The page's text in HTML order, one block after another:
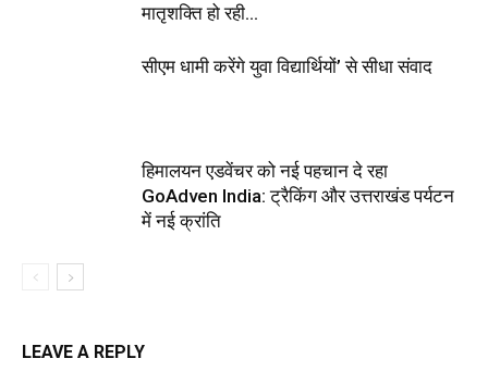
मातृशक्ति हो रही...
सीएम धामी करेंगे युवा विद्यार्थियों’ से सीधा संवाद
हिमालयन एडवेंचर को नई पहचान दे रहा
GoAdven India: ट्रैकिंग और उत्तराखंड पर्यटन
में नई क्रांति
LEAVE A REPLY